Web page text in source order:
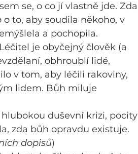
se, o co jí vlastně jde. Zda
to, aby soudila někoho, v
a pochopila.
je obyčejný člověk (a
obhroublí lidé,
v tom, aby léčili rakoviny,
lidem. Bůh miluje
duševní krizi, pocity
zda bůh opravdu existuje.
dopisů)